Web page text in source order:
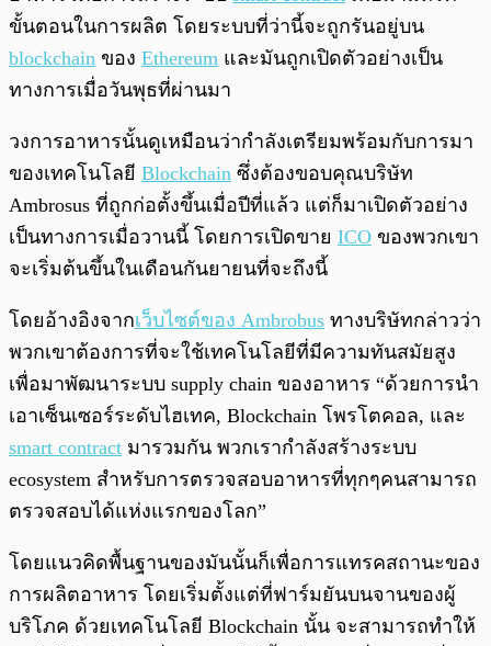
ขั้นตอนในการผลิต โดยระบบที่ว่านี้จะถูกรันอยู่บน
blockchain ของ Ethereum และมันถูกเปิดตัวอย่างเป็น
ทางการเมื่อวันพุธที่ผ่านมา
วงการอาหารนั้นดูเหมือนว่ากำลังเตรียมพร้อมกับการมา
ของเทคโนโลยี Blockchain ซึ่งต้องขอบคุณบริษัท
Ambrosus ที่ถูกก่อตั้งขึ้นเมื่อปีที่แล้ว แต่ก็มาเปิดตัวอย่าง
เป็นทางการเมื่อวานนี้ โดยการเปิดขาย ICO ของพวกเขา
จะเริ่มต้นขึ้นในเดือนกันยายนที่จะถึงนี้
โดยอ้างอิงจากเว็บไซต์ของ Ambrobus ทางบริษัทกล่าวว่า
พวกเขาต้องการที่จะใช้เทคโนโลยีที่มีความทันสมัยสูง
เพื่อมาพัฒนาระบบ supply chain ของอาหาร “ด้วยการนำ
เอาเซ็นเซอร์ระดับไฮเทค, Blockchain โพรโตคอล, และ
smart contract มารวมกัน พวกเรากำลังสร้างระบบ
ecosystem สำหรับการตรวจสอบอาหารที่ทุกๆคนสามารถ
ตรวจสอบได้แห่งแรกของโลก”
โดยแนวคิดพื้นฐานของมันนั้นก็เพื่อการแทรคสถานะของ
การผลิตอาหาร โดยเริ่มตั้งแต่ที่ฟาร์มยันบนจานของผู้
บริโภค ด้วยเทคโนโลยี Blockchain นั้น จะสามารถทำให้